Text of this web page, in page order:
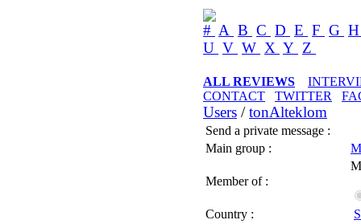
# A B C D E F G
U V W X Y Z
ALL REVIEWS
CONTACT
TWITTER
Users /tonAlteklom
Send a private message :
Main group :
Member of :
Country :